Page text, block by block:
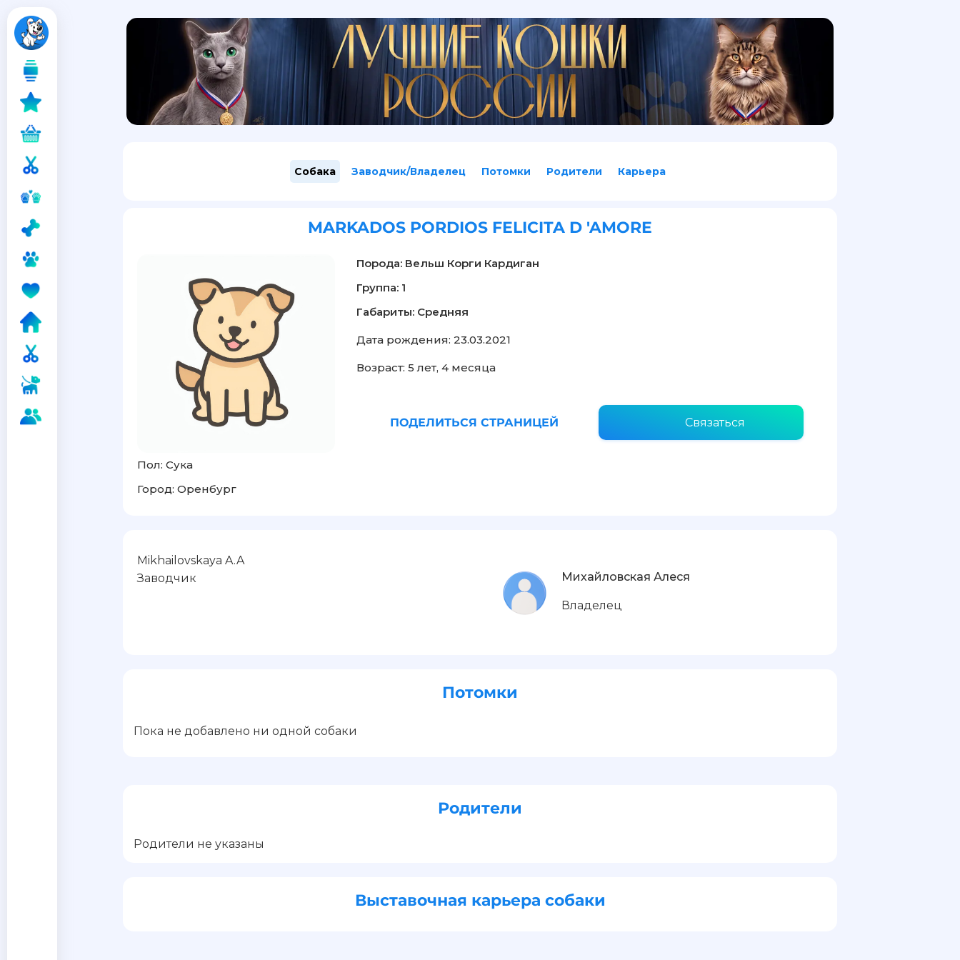
Собака Заводчик/Владелец Потомки Родители Карьера
MARKADOS PORDIOS FELICITA D 'AMORE
Пол: Сука
Город: Оренбург
Порода: Вельш Корги Кардиган
Группа: 1
Габариты: Средняя
Дата рождения: 23.03.2021
Возраст: 5 лет, 4 месяца
ПОДЕЛИТЬСЯ СТРАНИЦЕЙ Связаться
Mikhailovskaya A.A
Заводчик
Михайловская Алеся
Владелец
Потомки
Пока не добавлено ни одной собаки
Родители
Родители не указаны
Выставочная карьера собаки